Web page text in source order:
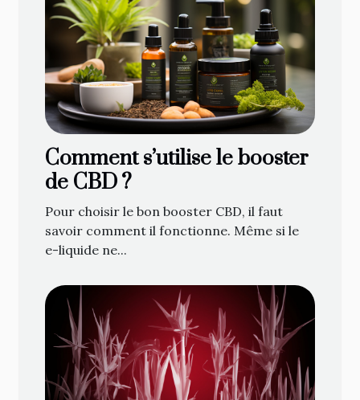
Comment s’utilise le booster
de CBD ?
Pour choisir le bon booster CBD, il faut
savoir comment il fonctionne. Même si le
e-liquide ne...